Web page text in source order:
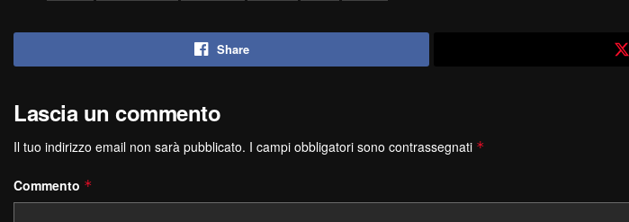
Share
Lascia un commento
Il tuo indirizzo email non sarà pubblicato. I campi obbligatori sono contrassegnati *
Commento *